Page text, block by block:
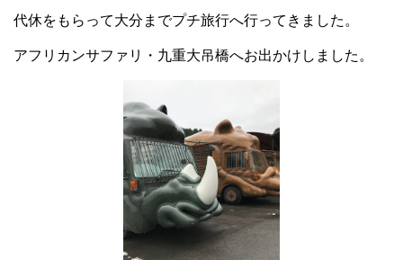
代休をもらって大分までプチ旅行へ行ってきました。
アフリカンサファリ・九重大吊橋へお出かけしました。